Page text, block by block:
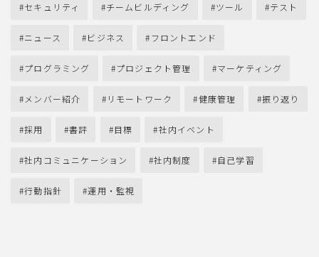
セキュリティ チームビルディング ツール テスト
ニュース ビジネス フロントエンド
プログラミング プロジェクト管理 マーケティング
メンバー紹介 リモートワーク 健康管理 振り返り
採用 書評 目標 社内イベント
社内コミュニケーション 社内制度 自己学習
行動指針 運用・監視